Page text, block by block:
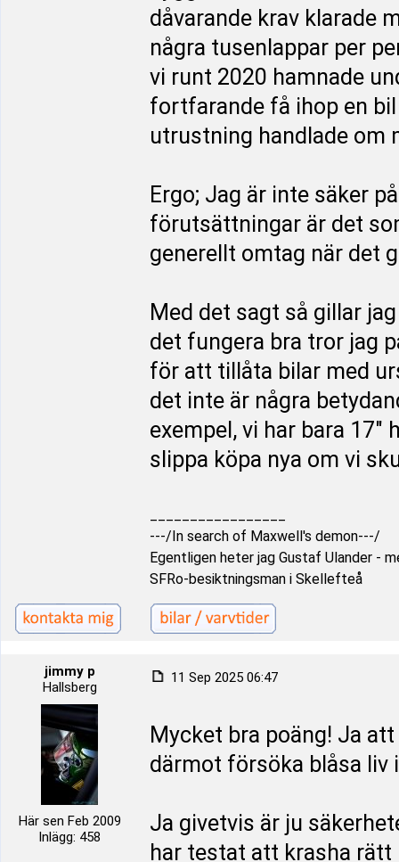
dåvarande krav klarade
några tusenlappar per
vi runt 2020 hamnade
fortfarande få ihop en
utrustning handlade om
Ergo; Jag är inte säker
förutsättningar är det
generellt omtag när det
Med det sagt så gillar
det fungera bra tror jag
för att tillåta bilar med
det inte är några
exempel, vi har bara 17"
slippa köpa nya om vi
---/In search of Maxwell's demon---/
Egentligen heter jag Gustaf Ulander -
SFRo-besiktningsman i Skellefteå
jimmy p
Hallsberg
Här sen Feb 2009
Inlägg: 458
11 Sep 2025 06:47
Mycket bra poäng! Ja
därmot försöka blåsa liv
Ja givetvis är ju
har testat att krasha rätt